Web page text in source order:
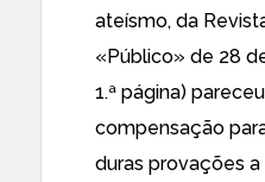
ateísmo, da
«Público» de 28
1.ª página)
compensação
duras provações